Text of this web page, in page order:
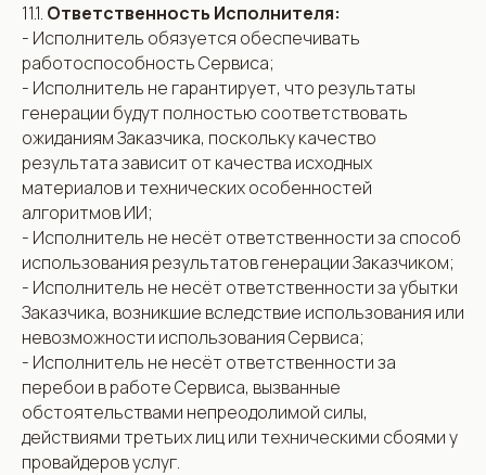
11.1. Ответственность Исполнителя:
- Исполнитель обязуется обеспечивать
работоспособность Сервиса;
- Исполнитель не гарантирует, что результаты
генерации будут полностью соответствовать
ожиданиям Заказчика, поскольку качество
результата зависит от качества исходных
материалов и технических особенностей
алгоритмов ИИ;
- Исполнитель не несёт ответственности за способ
использования результатов генерации Заказчиком;
- Исполнитель не несёт ответственности за убытки
Заказчика, возникшие вследствие использования или
невозможности использования Сервиса;
- Исполнитель не несёт ответственности за
перебои в работе Сервиса, вызванные
обстоятельствами непреодолимой силы,
действиями третьих лиц или техническими сбоями у
провайдеров услуг.